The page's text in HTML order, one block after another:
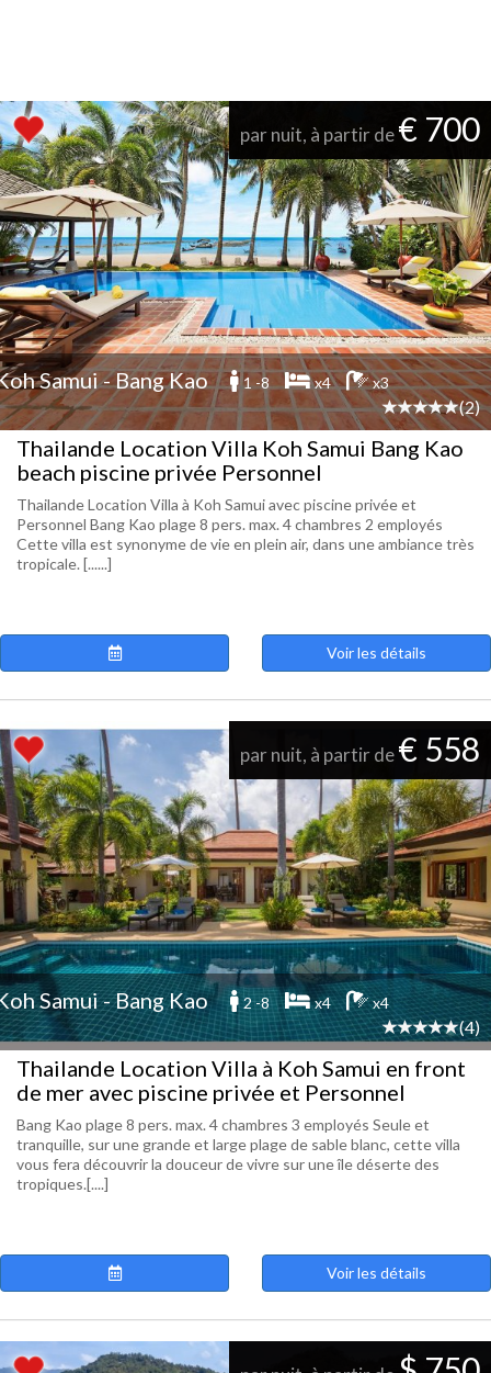
par nuit, à partir de€ 700
Samui - Bang Kao 1 -8 x4 x3
(2)
Thailande Location Villa Koh Samui Bang Kao
beach piscine privée Personnel
Thailande Location Villa à Koh Samui avec piscine privée et
Personnel Bang Kao plage 8 pers. max. 4 chambres 2 employés
Cette villa est synonyme de vie en plein air, dans une ambiance très
tropicale. [......]
Voir les détails
par nuit, à partir de€ 558
Samui - Bang Kao 2 -8 x4 x4
(4)
Thailande Location Villa à Koh Samui en front
de mer avec piscine privée et Personnel
Bang Kao plage 8 pers. max. 4 chambres 3 employés Seule et
tranquille, sur une grande et large plage de sable blanc, cette villa
vous fera découvrir la douceur de vivre sur une île déserte des
tropiques.[....]
Voir les détails